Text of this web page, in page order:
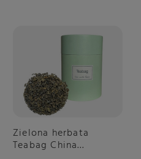
Zielona herbata
Teabag China